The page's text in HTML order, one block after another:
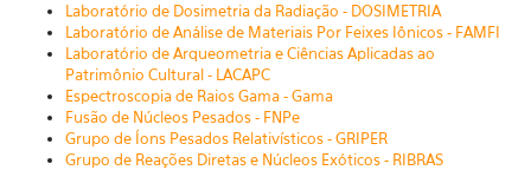
Laboratório de Dosimetria da Radiação - DOSIMETRIA
Laboratório de Análise de Materiais Por Feixes Iônicos - FAMFI
Laboratório de Arqueometria e Ciências Aplicadas ao
Patrimônio Cultural - LACAPC
Espectroscopia de Raios Gama - Gama
Fusão de Núcleos Pesados - FNPe
Grupo de Íons Pesados Relativísticos - GRIPER
Grupo de Reações Diretas e Núcleos Exóticos - RIBRAS